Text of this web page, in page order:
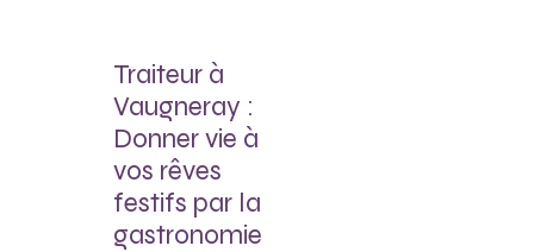
Traiteur à
Vaugneray :
Donner vie à
vos rêves
festifs par la
gastronomie